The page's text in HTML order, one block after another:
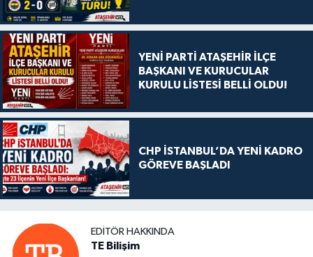
YENİ PARTİ ATAŞEHİR İLÇE
BAŞKANI VE KURUCULAR
KURULU LİSTESİ BELLİ OLDU!
CHP İSTANBUL’DA YENİ KADRO
GÖREVE BAŞLADI
EDITÖR HAKKINDA
TE Bilişim